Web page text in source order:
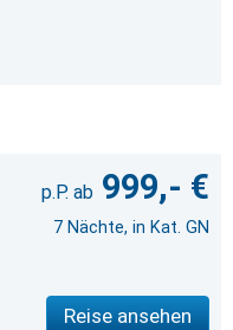
999,- €
7 Nächte, in Kat. GN
Reise ansehen